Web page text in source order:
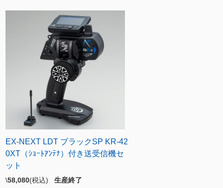
EX-NEXT LDT ブラックSP KR-42
0XT（ｼｮｰﾄｱﾝﾃﾅ）付き送受信機セ
ット
\58,080(税込) 生産終了